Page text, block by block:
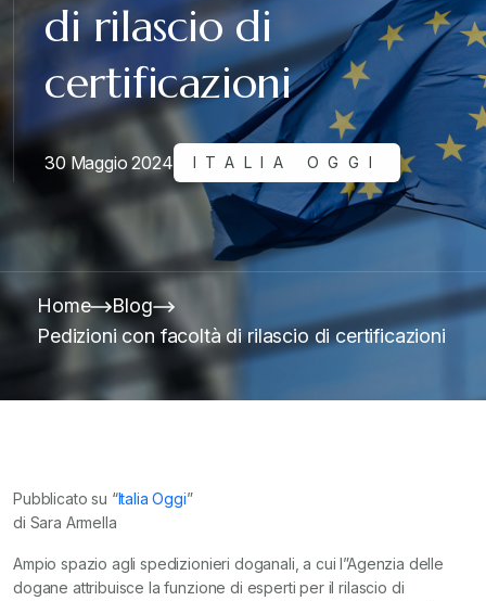
di rilascio di
certificazioni
30 Maggio 2024 ITALIA OGGI
Home
Blog
Pedizioni con facoltà di rilascio di certificazioni
Pubblicato su “Italia Oggi”
di Sara Armella
Ampio spazio agli spedizionieri doganali, a cui l”Agenzia delle
dogane attribuisce la funzione di esperti per il rilascio di